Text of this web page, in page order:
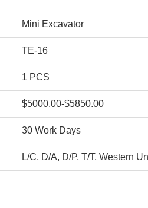
Mini Excavator
TE-16
1 PCS
$5000.00-$5850.00
30 Work Days
L/C, D/A, D/P, T/T, Western